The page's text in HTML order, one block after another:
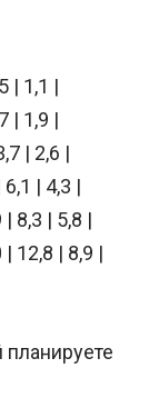
| 1,1 |
| 1,9 |
| 2,6 |
| 4,3 |
8,3 | 5,8 |
12,8 | 8,9 |